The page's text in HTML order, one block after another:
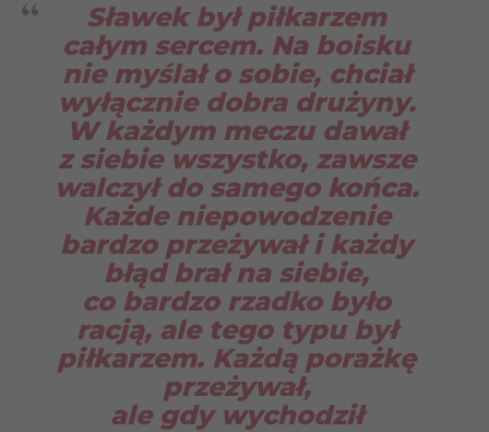
Sławek był piłkarzem
całym sercem. Na boisku
nie myślał o sobie, chciał
wyłącznie dobra drużyny.
W każdym meczu dawał
z siebie wszystko, zawsze
walczył do samego końca.
Każde niepowodzenie
bardzo przeżywał i każdy
błąd brał na siebie,
co bardzo rzadko było
racją, ale tego typu był
piłkarzem. Każdą porażkę
przeżywał,
ale gdy wychodził